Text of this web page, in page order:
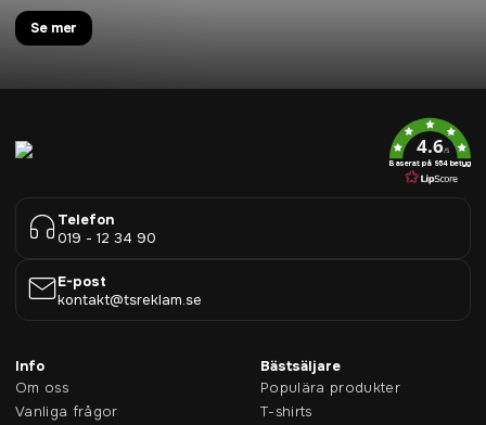
Se mer
4.6/5
Baserat på 954 betyg
Telefon
019 - 12 34 90
E-post
kontakt@tsreklam.se
Info
Om oss
Vanliga frågor
Bästsäljare
Populära produkter
T-shirts